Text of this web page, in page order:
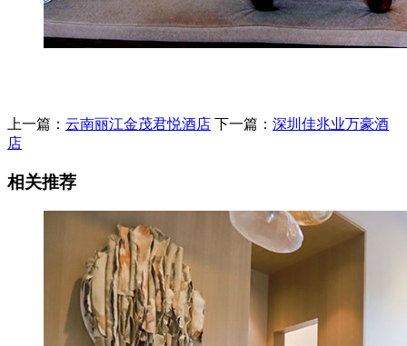
上一篇： 云南丽江金茂君悦酒店 下一篇： 深圳佳兆业万豪酒
店
相关推荐